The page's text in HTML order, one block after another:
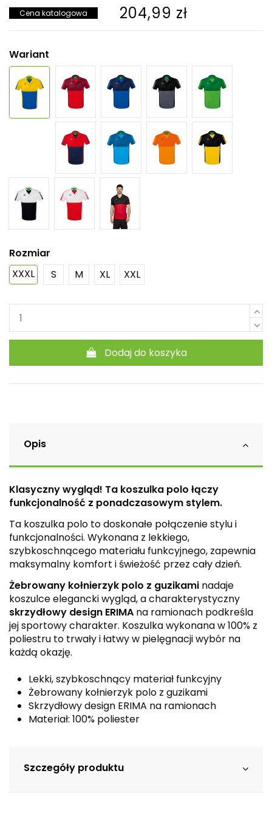
Cena katalogowa 204,99 zł
Wariant
Rozmiar
XXXL
S M XL XXL
Dodaj do koszyka
Opis
Klasyczny wygląd! Ta koszulka polo łączy
funkcjonalność z ponadczasowym stylem.
Ta koszulka polo to doskonałe połączenie stylu i
funkcjonalności. Wykonana z lekkiego,
szybkoschnącego materiału funkcyjnego, zapewnia
maksymalny komfort i świeżość przez cały dzień.
Żebrowany kołnierzyk polo z guzikami nadaje
koszulce elegancki wygląd, a charakterystyczny
skrzydłowy design ERIMA na ramionach podkreśla
jej sportowy charakter. Koszulka wykonana w 100% z
poliestru to trwały i łatwy w pielęgnacji wybór na
każdą okazję.
Lekki, szybkoschnący materiał funkcyjny
Żebrowany kołnierzyk polo z guzikami
Skrzydłowy design ERIMA na ramionach
Materiał: 100% poliester
Szczegóły produktu